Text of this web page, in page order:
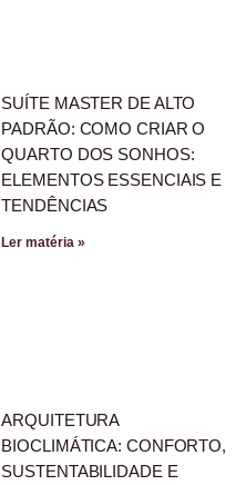
SUÍTE MASTER DE ALTO
PADRÃO: COMO CRIAR O
QUARTO DOS SONHOS:
ELEMENTOS ESSENCIAIS E
TENDÊNCIAS
Ler matéria »
ARQUITETURA
BIOCLIMÁTICA: CONFORTO,
SUSTENTABILIDADE E